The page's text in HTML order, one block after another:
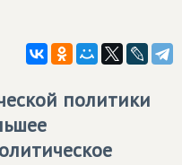
политики